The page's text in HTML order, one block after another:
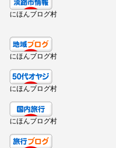
にほんブログ村
にほんブログ村
にほんブログ村
にほんブログ村